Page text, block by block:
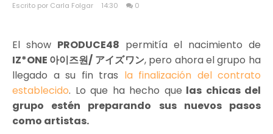
Escrito por Carla Folgar 14:30 0
El show PRODUCE48 permitía el nacimiento de
IZ*ONE 아이즈원/ アイズワン, pero ahora el grupo ha
llegado a su fin tras la finalización del contrato
establecido. Lo que ha hecho que las chicas del
grupo estén preparando sus nuevos pasos
como artistas.